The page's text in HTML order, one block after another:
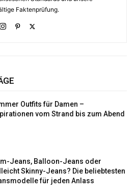
Faktenprüfung.
Outfits für Damen –
vom Strand bis zum Abend
Jeans, Balloon-Jeans oder
Skinny-Jeans? Die beliebtesten
für jeden Anlass